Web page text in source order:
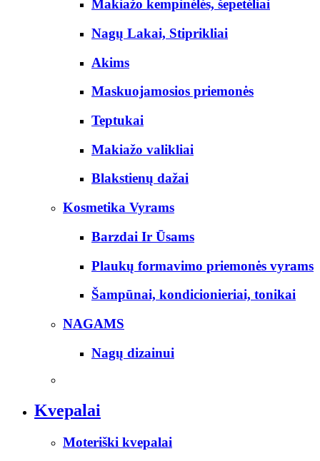
Makiažo kempinėlės, šepetėliai
Nagų Lakai, Stiprikliai
Akims
Maskuojamosios priemonės
Teptukai
Makiažo valikliai
Blakstienų dažai
Kosmetika Vyrams
Barzdai Ir Ūsams
Plaukų formavimo priemonės vyrams
Šampūnai, kondicionieriai, tonikai
NAGAMS
Nagų dizainui
Kvepalai
Moteriški kvepalai